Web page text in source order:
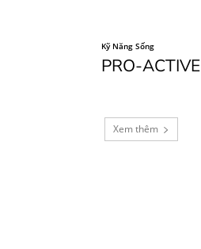
Kỹ Năng Sống
PRO-ACTIVE
Xem thêm